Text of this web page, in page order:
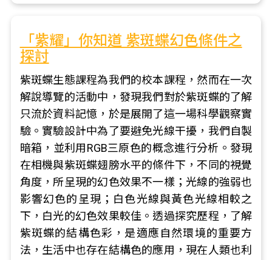
「紫耀」你知道 紫斑蝶幻色條件之
探討
紫斑蝶生態課程為我們的校本課程，然而在一次
解說導覽的活動中，發現我們對於紫斑蝶的了解
只流於資料記憶，於是展開了這一場科學觀察實
驗。實驗設計中為了要避免光線干擾，我們自製
暗箱，並利用RGB三原色的概念進行分析。發現
在相機與紫斑蝶翅膀水平的條件下，不同的視覺
角度，所呈現的幻色效果不一樣；光線的強弱也
影響幻色的呈現；白色光線與黃色光線相較之
下，白光的幻色效果較佳。透過探究歷程，了解
紫斑蝶的結構色彩，是適應自然環境的重要方
法，生活中也存在結構色的應用，現在人類也利